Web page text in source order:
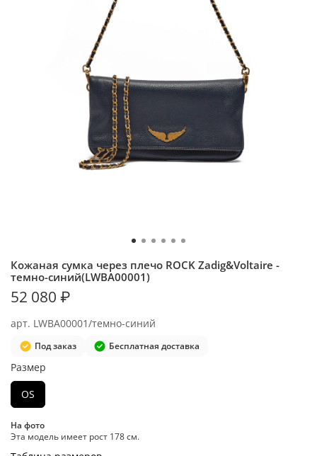
арт. LWBA00001/темно-синий
Кожаная сумка через плечо ROCK Zadig&Voltaire -
темно-синий(LWBA00001)
Под заказ Бесплатная доставка
52 080 ₽
Размер
OS
На фото
Эта модель имеет рост 178 см.